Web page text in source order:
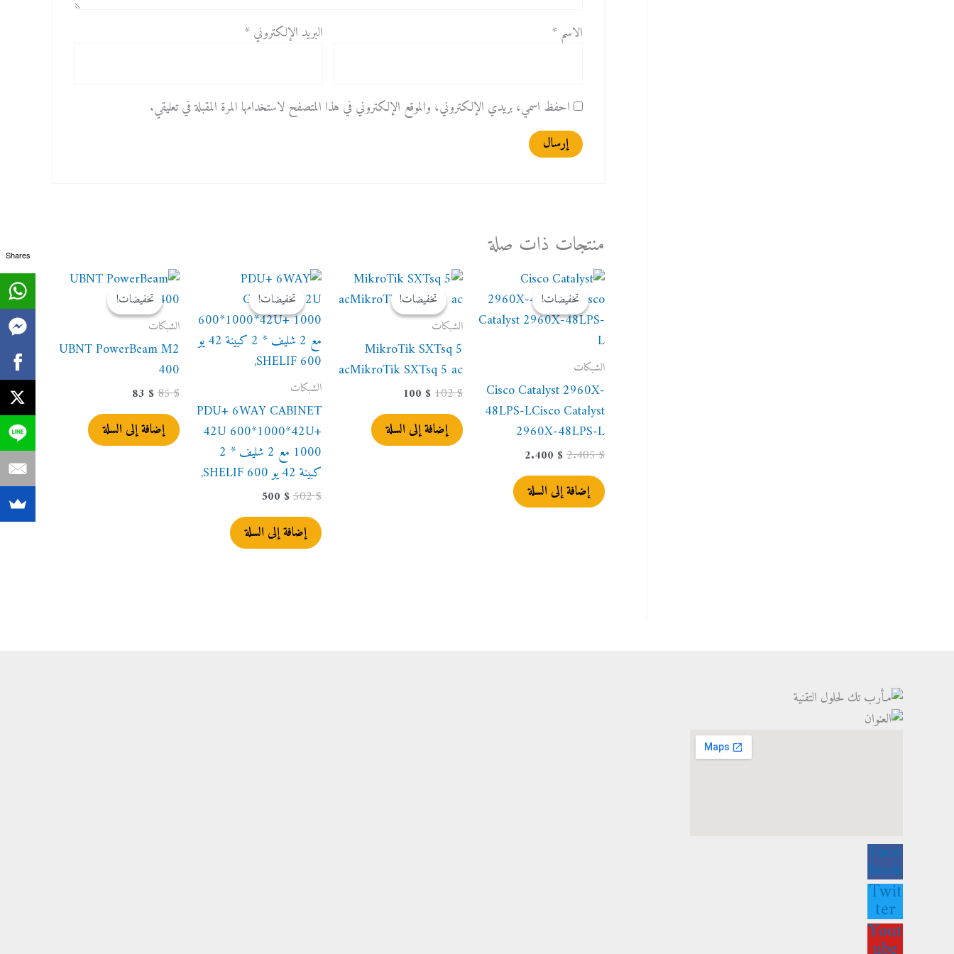
الاسم * البريد الإلكتروني *
احفظ اسمي، بريدي الإلكتروني، والموقع الإلكتروني في هذا المتصفح لاستخدامها المرة المقبلة في تعليقي.
منتجات ذات صلة
تخفيضات!
تخفيضات!
الشبكات
Cisco Catalyst 2960X-
48LPS-LCisco Catalyst
2960X-48LPS-L
2.405$
السعر
الأصلي
هو:
2.405 $.
2.400 $
السعر
الحالي
هو:
2.400 $.
إضافة إلى السلة
تخفيضات!
تخفيضات!
الشبكات
MikroTik SXTsq 5
acMikroTik SXTsq 5 ac
102$
السعر
الأصلي
هو:
102 $.
100 $
السعر
الحالي
هو:
100 $.
إضافة إلى السلة
تخفيضات!
تخفيضات!
الشبكات
PDU+ 6WAY CABINET
42U 600*1000*42U+
1000 مع 2 شليف * 2
كبينة 42 يو 600 SHELIF,
502$
السعر
الأصلي
هو:
502 $.
500 $
السعر
الحالي
هو:
500 $.
إضافة إلى السلة
تخفيضات!
تخفيضات!
الشبكات
UBNT PowerBeam M2
400
85$
السعر
الأصلي
هو:
85 $.
83 $
السعر
الحالي
هو:
83 $.
إضافة إلى السلة
Face
book
Twit
ter
Yout
Shares